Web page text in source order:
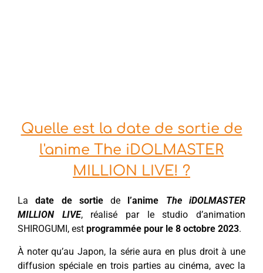
Quelle est la date de sortie de
l'anime The iDOLMASTER
MILLION LIVE! ?
Ladate de sortiede l’anime The iDOLMASTER
MILLION LIVE, réalisé par le studio d’animation
SHIROGUMI, est programmée pour le 8 octobre 2023.
À noter qu’au Japon, la série aura en plus droit à une
diffusion spéciale en trois parties au cinéma, avec la